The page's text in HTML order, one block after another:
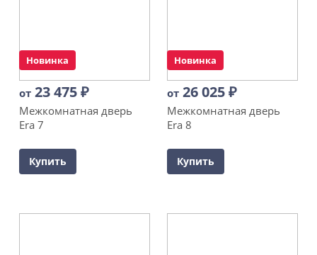
Новинка
от 23 475₽
Межкомнатная дверь
Era 7
Купить
Новинка
от 26 025₽
Межкомнатная дверь
Era 8
Купить